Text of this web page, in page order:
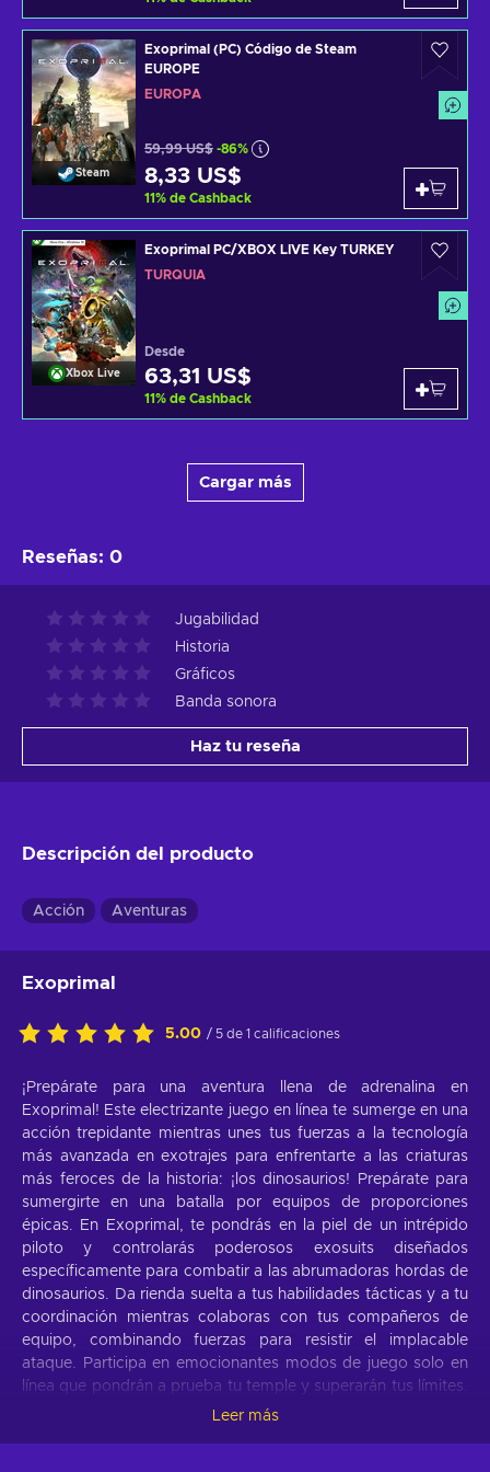
Steam
Exoprimal (PC) Código de Steam
EUROPE
EUROPA
59,99 US$ -86%
8,33 US$
11% de Cashback
Xbox Live
Exoprimal PC/XBOX LIVE Key TURKEY
TURQUÍA
Desde
63,31 US$
11% de Cashback
Cargar más
Reseñas: 0
Jugabilidad
Historia
Gráficos
Banda sonora
Haz tu reseña
Descripción del producto
Acción Aventuras
Exoprimal
5.00 / 5 de 1 calificaciones
¡Prepárate para una aventura llena de adrenalina en
Exoprimal! Este electrizante juego en línea te sumerge en una
acción trepidante mientras unes tus fuerzas a la tecnología
más avanzada en exotrajes para enfrentarte a las criaturas
más feroces de la historia: ¡los dinosaurios! Prepárate para
sumergirte en una batalla por equipos de proporciones
épicas. En Exoprimal, te pondrás en la piel de un intrépido
piloto y controlarás poderosos exosuits diseñados
específicamente para combatir a las abrumadoras hordas de
dinosaurios. Da rienda suelta a tus habilidades tácticas y a tu
coordinación mientras colaboras con tus compañeros de
equipo, combinando fuerzas para resistir el implacable
ataque. Participa en emocionantes modos de juego solo en
línea que pondrán a prueba tu temple y superarán tus límites.
Prepárate, forma equipo y embárcate en un emocionante
Leer más